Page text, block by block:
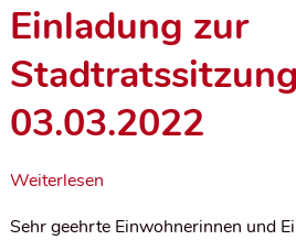
Einladung zur
03.03.2022
Weiterlesen
Sehr geehrte Einwohnerinnen und